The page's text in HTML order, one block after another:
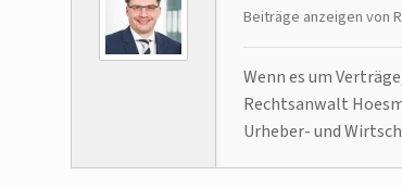
Beiträge anzeigen von
Wenn es um
Rechtsanwalt
Urheber- und